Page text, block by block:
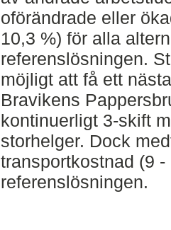
oförändrade eller
10,3 %) för alla
referenslösningen.
möjligt att få ett
Bravikens
kontinuerligt 3-skift
storhelger. Dock
transportkostnad (9
referenslösningen.